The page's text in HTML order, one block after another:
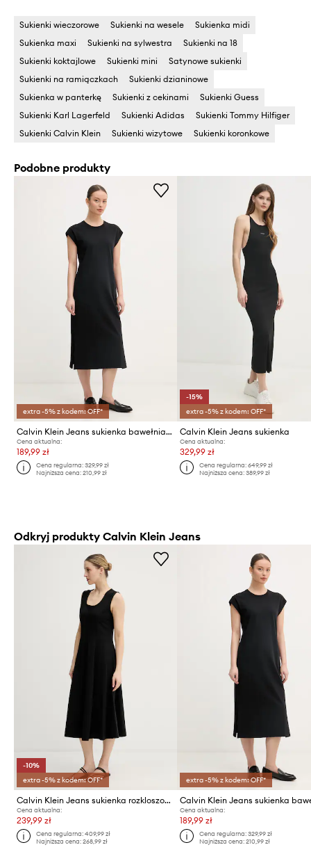
Sukienki wieczorowe Sukienki na wesele
Sukienka midi
Sukienka maxi
Sukienki na sylwestra
Sukienki na 18
Sukienki koktajlowe
Sukienki mini
Satynowe sukienki
Sukienki na ramiączkach
Sukienki dzianinowe
Sukienka w panterkę
Sukienki z cekinami
Sukienki Guess
Sukienki Karl Lagerfeld
Sukienki Adidas
Sukienki Tommy Hilfiger
Sukienki Calvin Klein
Sukienki wizytowe Sukienki koronkowe
Podobne produkty
extra -5% z kodem: OFF*
Calvin Klein Jeans sukienka bawełniana
Cena aktualna:
189,99 zł
Cena regularna:329,99 zł
Najniższa cena:210,99 zł
-15%
extra -5% z kodem: OFF*
Calvin Klein Jeans sukienka
Cena aktualna:
329,99 zł
Cena regularna: 649,99 zł
Najniższa cena: 389,99 zł
Odkryj produkty Calvin Klein Jeans
-10%
extra -5% z kodem: OFF*
Calvin Klein Jeans sukienka rozkloszowana bawełniana
Cena aktualna:
239,99 zł
Cena regularna:409,99 zł
Najniższa cena:268,99 zł
extra -5% z kodem: OFF*
Cena aktualna:
189,99 zł
Cena regularna: 329,99 zł
Najniższa cena: 210,99 zł